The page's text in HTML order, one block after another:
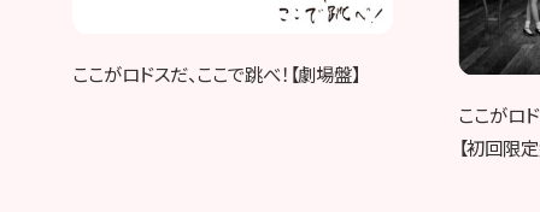
ここがロドスだ、ここで跳べ！【劇場盤】
ここがロ
【初回限